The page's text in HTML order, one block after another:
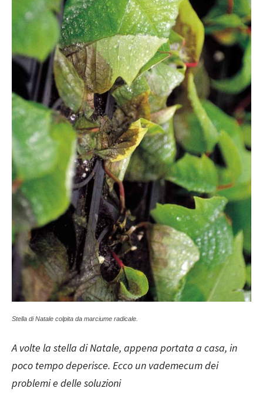
Stella di Natale colpita da marciume radicale.
A volte la stella di Natale, appena portata a casa, in
poco tempo deperisce. Ecco un vademecum dei
problemi e delle soluzioni